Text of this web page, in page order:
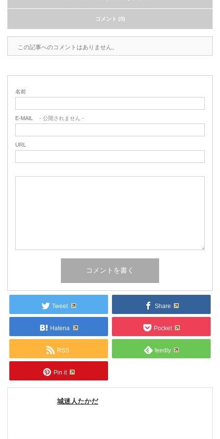
コメント (0)
この記事へのコメントはありません。
名前
E-MAIL - 公開されません -
URL
Tweet Share
Hatena Pocket
RSS feedly
Pin it
城迷人たかだ